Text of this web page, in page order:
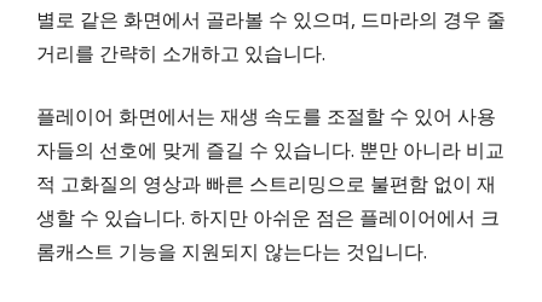
별로 같은 화면에서 골라볼 수 있으며, 드마라의 경우 줄
거리를 간략히 소개하고 있습니다.
플레이어 화면에서는 재생 속도를 조절할 수 있어 사용
자들의 선호에 맞게 즐길 수 있습니다. 뿐만 아니라 비교
적 고화질의 영상과 빠른 스트리밍으로 불편함 없이 재
생할 수 있습니다. 하지만 아쉬운 점은 플레이어에서 크
롬캐스트 기능을 지원되지 않는다는 것입니다.